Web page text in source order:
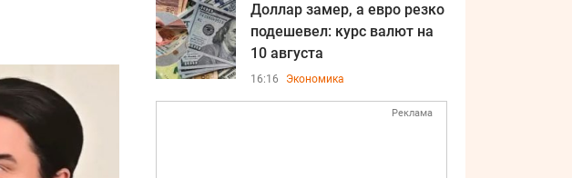
Доллар замер, а евро резко
подешевел: курс валют на
10 августа
16:16 Экономика
Реклама